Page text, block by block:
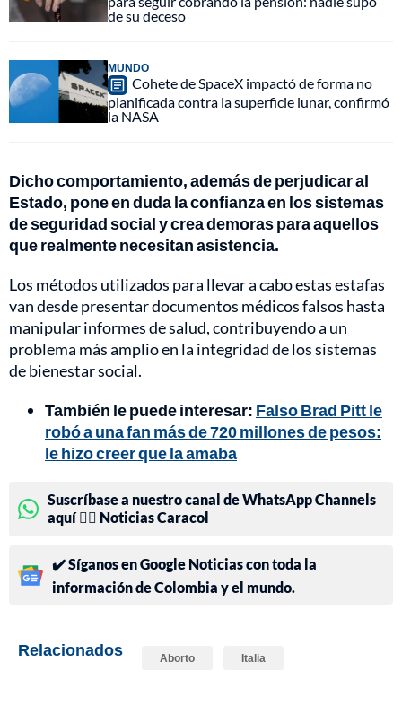
de su deceso
MUNDO
Cohete de SpaceX impactó de forma no
planificada contra la superficie lunar, confirmó
la NASA
Dicho comportamiento, además de perjudicar al
Estado, pone en duda la confianza en los sistemas
de seguridad social y crea demoras para aquellos
que realmente necesitan asistencia.
Los métodos utilizados para llevar a cabo estas estafas
van desde presentar documentos médicos falsos hasta
manipular informes de salud, contribuyendo a un
problema más amplio en la integridad de los sistemas
de bienestar social.
También le puede interesar: Falso Brad Pitt le
robó a una fan más de 720 millones de pesos:
le hizo creer que la amaba
Suscríbase a nuestro canal de WhatsApp Channels
aquí 👉🏻 Noticias Caracol
✔️ Síganos en Google Noticias con toda la
información de Colombia y el mundo.
Relacionados Aborto Italia